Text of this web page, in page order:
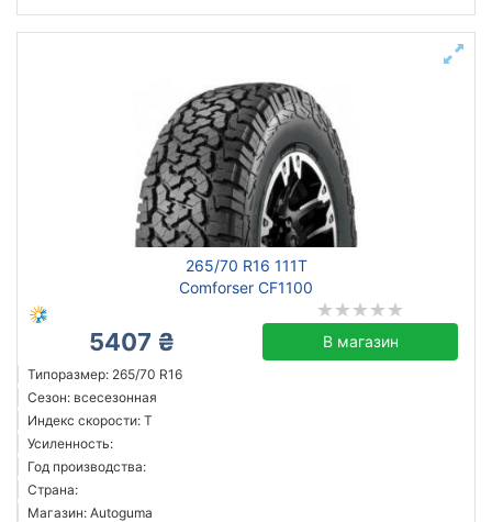
265/70 R16 111T
Comforser CF1100
5407 ₴ В магазин
Типоразмер: 265/70 R16
Сезон: всесезонная
Индекс скорости: T
Усиленность:
Год производства:
Страна:
Магазин: Autoguma